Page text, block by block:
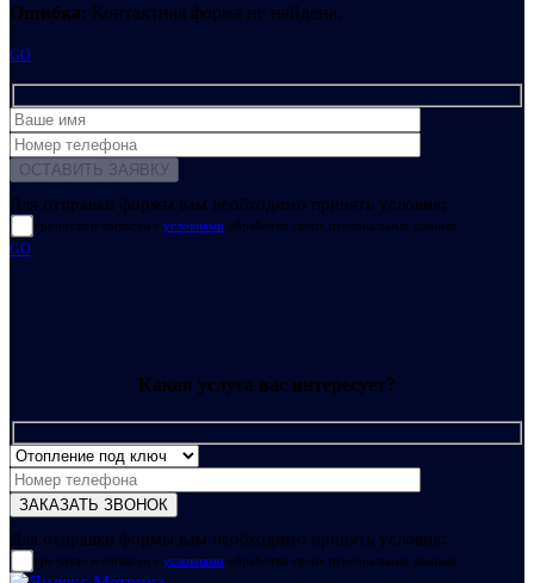
Ошибка: Контактная форма не найдена.
GO
Для отправки формы вам необходимо принять условия:
прочитал и согласен с условиями обработки своих персональных данных
GO
Какая услуга вас интересует?
Для отправки формы вам необходимо принять условия:
прочитал и согласен с условиями обработки своих персональных данных